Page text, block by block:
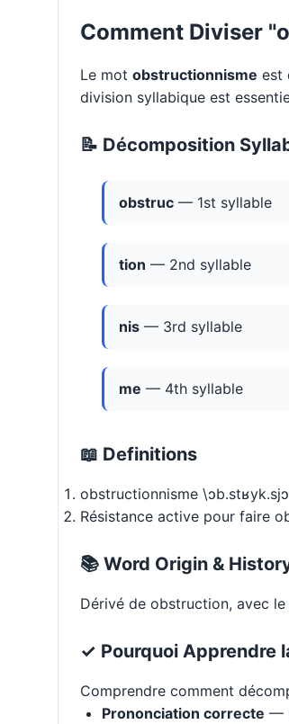
Comment Diviser
Le mot obstructionnisme est
division syllabique est
📝 Décomposition
obstruc — 1st syllable
tion — 2nd syllable
nis — 3rd syllable
me — 4th syllable
📖 Definitions
obstructionnisme
Résistance active pour faire
📚 Word Origin &
Dérivé de obstruction, avec
✓ Pourquoi Apprendre
Comprendre comment
Prononciation correcte —